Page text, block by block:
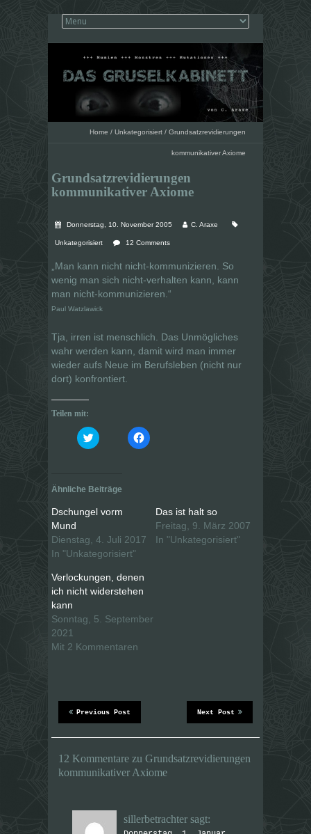
Home / Unkategorisiert / Grundsatzrevidierungen
kommunikativer Axiome
Grundsatzrevidierungen
kommunikativer Axiome
Donnerstag, 10. November 2005 C. Araxe
Unkategorisiert 12 Comments
„Man kann nicht nicht-kommunizieren. So
wenig man sich nicht-verhalten kann, kann
man nicht-kommunizieren.“
Paul Watzlawick
Tja, irren ist menschlich. Das Unmögliches
wahr werden kann, damit wird man immer
wieder aufs Neue im Berufsleben (nicht nur
dort) konfrontiert.
Teilen mit:
K
l
u
m
b
e
T
w
i
t
e
r
z
e
e
n
i
n
u
F
e
n
r
g
e
K
l
a
e
u
m
F
e
n
g
Ähnliche Beiträge
Dschungel vorm
Mund
Dienstag, 4. Juli 2017
In "Unkategorisiert"
Das ist halt so
Freitag, 9. März 2007
In "Unkategorisiert"
Verlockungen, denen
ich nicht widerstehen
kann
Sonntag, 5. September
2021
Mit 2 Kommentaren
Next Post
Previous Post
12 Kommentare zu Grundsatzrevidierungen
kommunikativer Axiome
sillerbetrachter sagt: